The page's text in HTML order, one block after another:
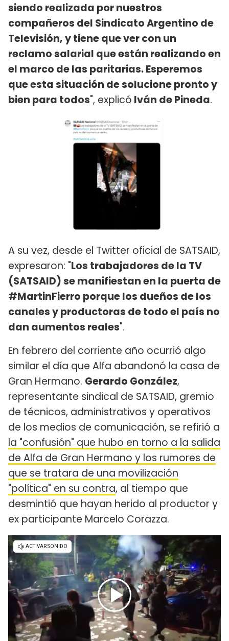
siendo realizada por nuestros
compañeros del Sindicato Argentino de
Televisión, y tiene que ver con un
reclamo salarial que están realizando en
el marco de las paritarias. Esperemos
que esta situación de solucione pronto y
bien para todos", explicó Iván de Pineda.
A su vez, desde el Twitter oficial de SATSAID,
expresaron: "Los trabajadores de la TV
(SATSAID) se manifiestan en la puerta de
#MartinFierro porque los dueños de los
canales y productoras de todo el país no
dan aumentos reales".
En febrero del corriente año ocurrió algo
similar el día que Alfa abandonó la casa de
Gran Hermano. Gerardo González,
representante sindical de SATSAID, gremio
de técnicos, administrativos y operativos
de los medios de comunicación, se refirió a
la "confusión" que hubo en torno a la salida
de Alfa de Gran Hermano y los rumores de
que se tratara de una movilización
"política" en su contra, al tiempo que
desmintió que hayan herido al productor y
ex participante Marcelo Corazza.